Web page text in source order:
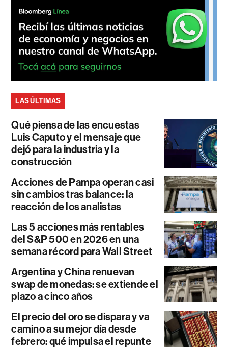
LAS ÚLTIMAS
Qué piensa de las encuestas
Luis Caputo y el mensaje que
dejó para la industria y la
construcción
Acciones de Pampa operan casi
sin cambios tras balance: la
reacción de los analistas
Las 5 acciones más rentables
del S&P 500 en 2026 en una
semana récord para Wall Street
Argentina y China renuevan
swap de monedas: se extiende el
plazo a cinco años
El precio del oro se dispara y va
camino a su mejor día desde
febrero: qué impulsa el repunte